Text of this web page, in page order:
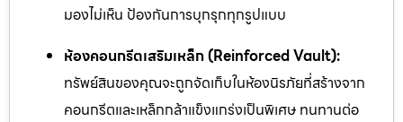
มองไม่เห็น ป้องกันการบุกรุกทุกรูปแบบ
ห้องคอนกรีตเสริมเหล็ก (Reinforced Vault):
ทรัพย์สินของคุณจะถูกจัดเก็บในห้องนิรภัยที่สร้างจาก
คอนกรีตและเหล็กกล้าแข็งแกร่งเป็นพิเศษ ทนทานต่อ